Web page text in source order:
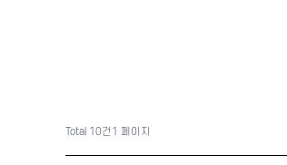
Total 10건 1 페이지